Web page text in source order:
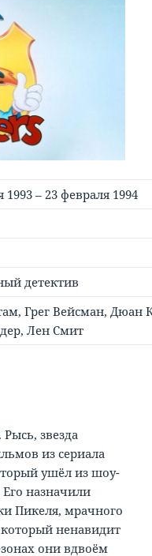
1993 – 23 февраля 1994
детектив
Грег Вейсман, Дюан
Лен Смит
звезда
из сериала
ушёл из шоу-
назначили
Пикеля, мрачного
ненавидит
они вдвоём